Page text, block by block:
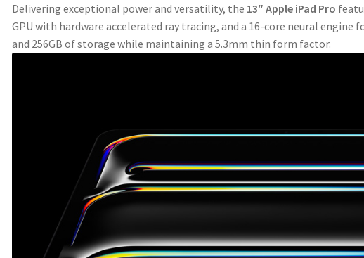
Delivering exceptional power and versatility, the 13″ Apple iPad Pro
GPU with hardware accelerated ray tracing, and a 16-core neural engine
and 256GB of storage while maintaining a 5.3mm thin form factor.